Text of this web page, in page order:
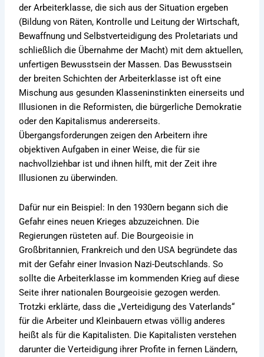
der Arbeiterklasse, die sich aus der Situation ergeben
(Bildung von Räten, Kontrolle und Leitung der Wirtschaft,
Bewaffnung und Selbstverteidigung des Proletariats und
schließlich die Übernahme der Macht) mit dem aktuellen,
unfertigen Bewusstsein der Massen. Das Bewusstsein
der breiten Schichten der Arbeiterklasse ist oft eine
Mischung aus gesunden Klasseninstinkten einerseits und
Illusionen in die Reformisten, die bürgerliche Demokratie
oder den Kapitalismus andererseits.
Übergangsforderungen zeigen den Arbeitern ihre
objektiven Aufgaben in einer Weise, die für sie
nachvollziehbar ist und ihnen hilft, mit der Zeit ihre
Illusionen zu überwinden.
Dafür nur ein Beispiel: In den 1930ern begann sich die
Gefahr eines neuen Krieges abzuzeichnen. Die
Regierungen rüsteten auf. Die Bourgeoisie in
Großbritannien, Frankreich und den USA begründete das
mit der Gefahr einer Invasion Nazi-Deutschlands. So
sollte die Arbeiterklasse im kommenden Krieg auf diese
Seite ihrer nationalen Bourgeoisie gezogen werden.
Trotzki erklärte, dass die „Verteidigung des Vaterlands“
für die Arbeiter und Kleinbauern etwas völlig anderes
heißt als für die Kapitalisten. Die Kapitalisten verstehen
darunter die Verteidigung ihrer Profite in fernen Ländern,